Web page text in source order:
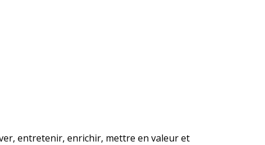
entretenir, enrichir, mettre en valeur et